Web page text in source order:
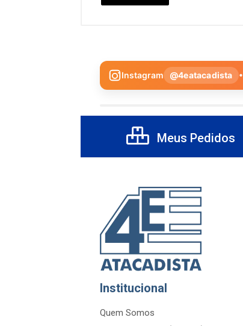
Instagram @4eatacadista
Meus Pedidos
Institucional
Quem Somos